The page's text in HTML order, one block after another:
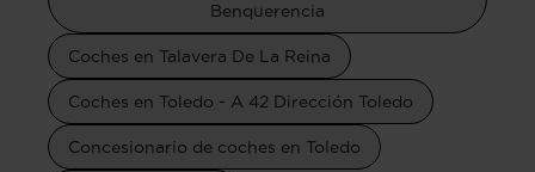
Benquerencia
Coches en Talavera De La Reina
Coches en Toledo - A 42 Dirección Toledo
Concesionario de coches en Toledo